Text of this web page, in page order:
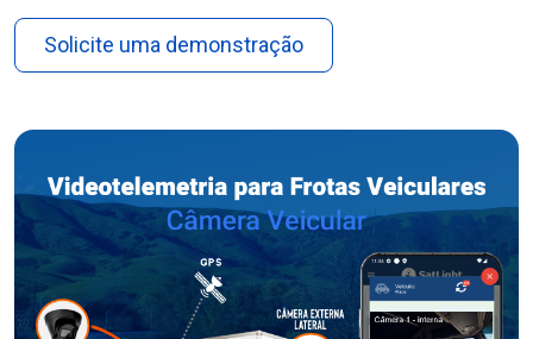
Solicite uma demonstração